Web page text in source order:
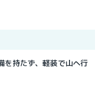
を持たず、軽装で山へ行